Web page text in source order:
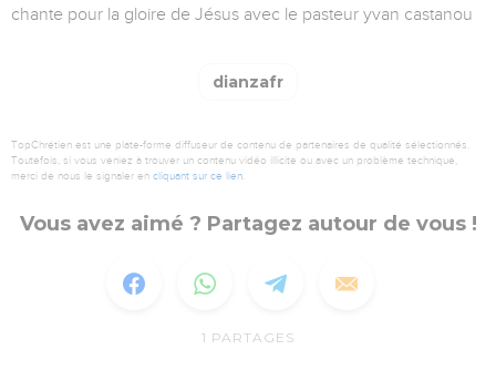
chante pour la gloire de Jésus avec le pasteur yvan castanou
dianzafr
TopChrétien est une plate-forme diffuseur de contenu de partenaires de qualité sélectionnés.
Toutefois, si vous veniez à trouver un contenu vidéo illicite ou avec un problème technique,
merci de nous le signaler en cliquant sur ce lien
Vous avez aimé ? Partagez autour de vous !
1 PARTAGES